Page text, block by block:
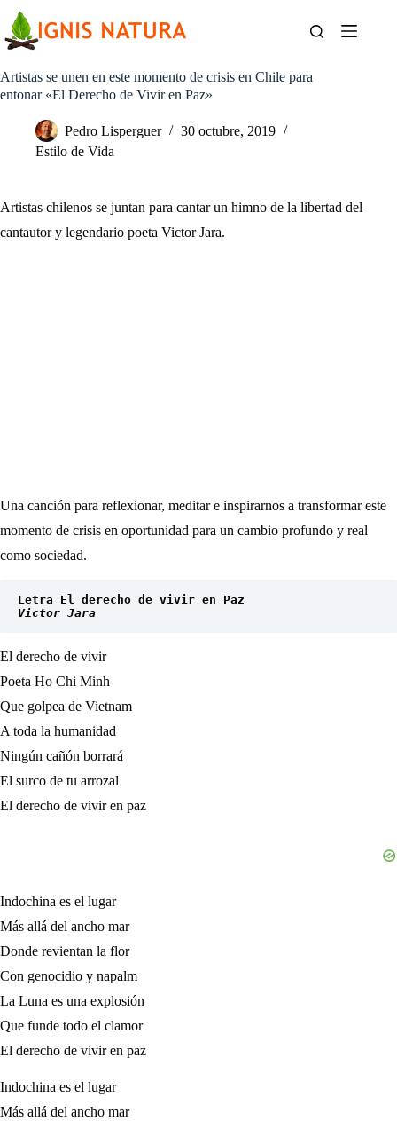
contenido
Artistas se unen en este momento de crisis en Chile para
entonar «El Derecho de Vivir en Paz»
Pedro Lisperguer
30 octubre, 2019
Estilo de Vida
Artistas chilenos se juntan para cantar un himno de la libertad del
cantautor y legendario poeta Victor Jara.
Una canción para reflexionar, meditar e inspirarnos a transformar este
momento de crisis en oportunidad para un cambio profundo y real
como sociedad.
Letra El derecho de vivir en Paz
Victor Jara
El derecho de vivir
Poeta Ho Chi Minh
Que golpea de Vietnam
A toda la humanidad
Ningún cañón borrará
El surco de tu arrozal
El derecho de vivir en paz
Indochina es el lugar
Más allá del ancho mar
Donde revientan la flor
Con genocidio y napalm
La Luna es una explosión
Que funde todo el clamor
El derecho de vivir en paz
Indochina es el lugar
Más allá del ancho mar